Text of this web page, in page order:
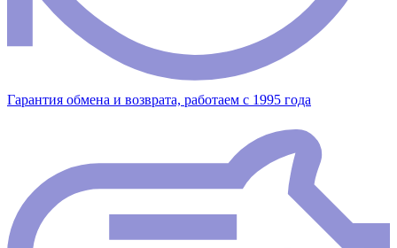
Гарантия обмена и возврата, работаем с 1995 года